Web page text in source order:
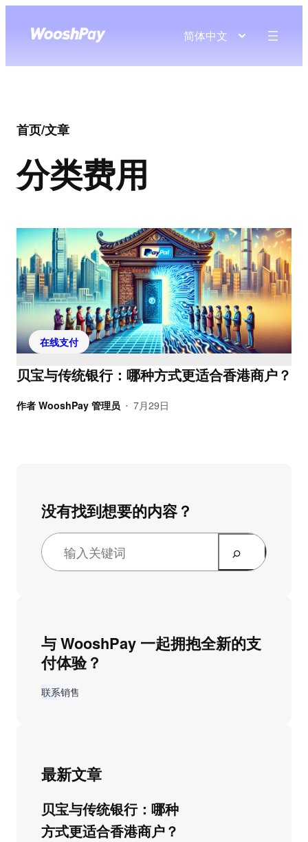
简体中文
首页/文章
分类费用
在线支付
贝宝与传统银行：哪种方式更适合香港商户？
作者 WooshPay 管理员 • 7月29日
没有找到想要的内容？
与 WooshPay 一起拥抱全新的支
付体验？
联系销售
最新文章
贝宝与传统银行：哪种
方式更适合香港商户？